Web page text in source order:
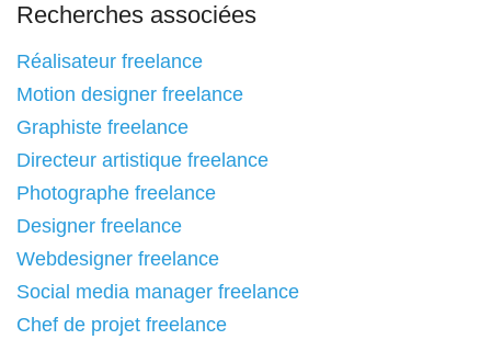
Recherches associées
Réalisateur freelance
Motion designer freelance
Graphiste freelance
Directeur artistique freelance
Photographe freelance
Designer freelance
Webdesigner freelance
Social media manager freelance
Chef de projet freelance